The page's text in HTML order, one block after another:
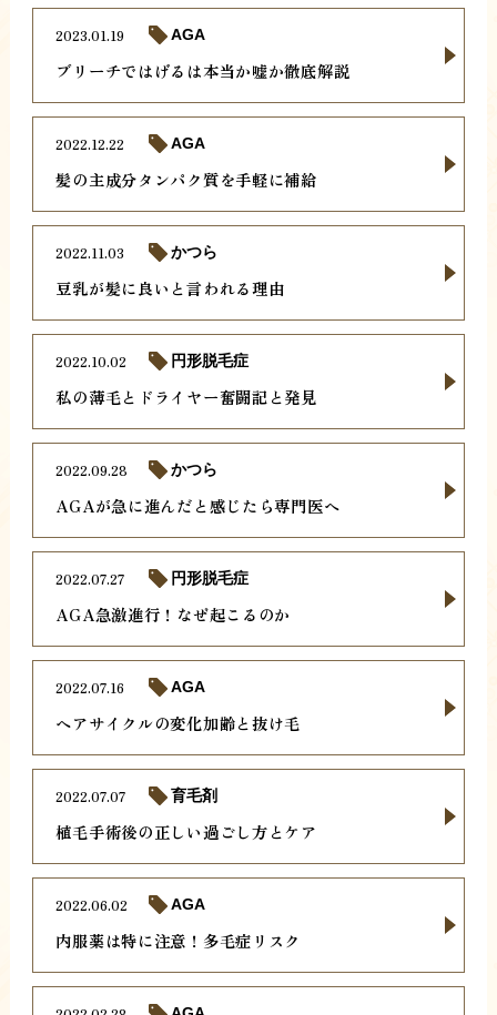
ブリーチではげるは本当か嘘か徹底解説
2023.01.19 AGA
髪の主成分タンパク質を手軽に補給
2022.12.22 AGA
豆乳が髪に良いと言われる理由
2022.11.03 かつら
私の薄毛とドライヤー奮闘記と発見
2022.10.02 円形脱毛症
AGAが急に進んだと感じたら専門医へ
2022.09.28 かつら
AGA急激進行！なぜ起こるのか
2022.07.27 円形脱毛症
ヘアサイクルの変化加齢と抜け毛
2022.07.16 AGA
植毛手術後の正しい過ごし方とケア
2022.07.07 育毛剤
内服薬は特に注意！多毛症リスク
2022.06.02 AGA